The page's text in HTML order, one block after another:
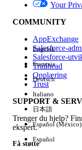
Utgave
Erfaring
Your
COMMUNITY
AppExchange
Salesforce-
Salesforce-
Trailhead
Opplæring
Trust
SUPPORT &
Trenger du hjelp?
ekspert.
Få støtte
Engelsk
Français
Deutsch
Italiano
日本語
Español (México)
Español